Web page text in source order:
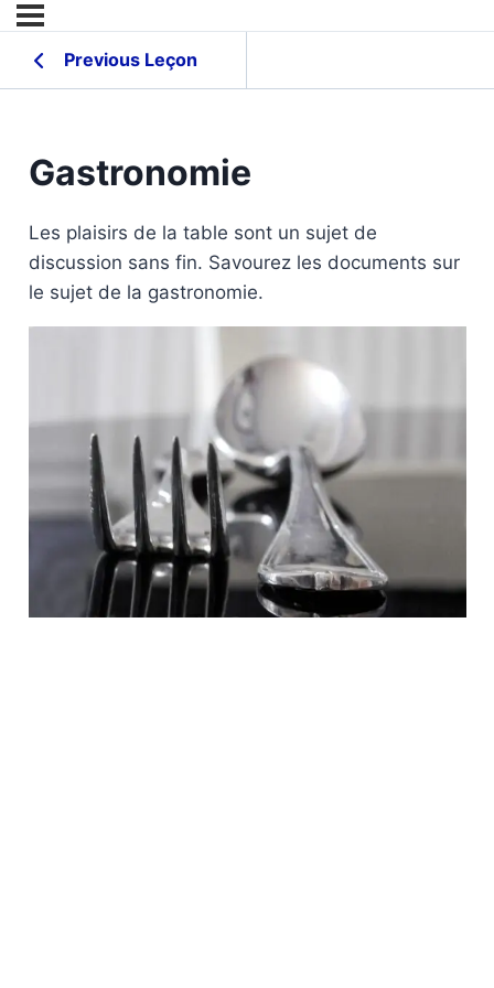
Previous Leçon
Gastronomie
Les plaisirs de la table sont un sujet de
discussion sans fin. Savourez les documents sur
le sujet de la gastronomie.